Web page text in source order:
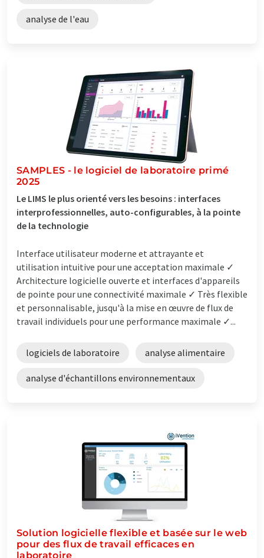
analyse de l'eau
SAMPLES - le logiciel de laboratoire primé
2025
Le LIMS le plus orienté vers les besoins : interfaces
interprofessionnelles, auto-configurables, à la pointe
de la technologie
Interface utilisateur moderne et attrayante et
utilisation intuitive pour une acceptation maximale ✓
Architecture logicielle ouverte et interfaces d'appareils
de pointe pour une connectivité maximale ✓ Très flexible
et personnalisable, jusqu'à la mise en œuvre de flux de
travail individuels pour une performance maximale ✓...
logiciels de laboratoire analyse alimentaire
analyse d'échantillons environnementaux
Solution logicielle flexible et basée sur le web
pour des flux de travail efficaces en
laboratoire